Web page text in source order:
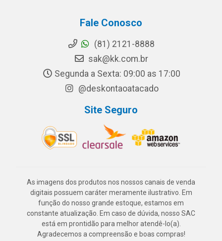
Fale Conosco
(81) 2121-8888
sak@kk.com.br
Segunda a Sexta: 09:00 as 17:00
@deskontaoatacado
Site Seguro
As imagens dos produtos nos nossos canais de venda
digitais possuem caráter meramente ilustrativo. Em
função do nosso grande estoque, estamos em
constante atualização. Em caso de dúvida, nosso SAC
está em prontidão para melhor atendê-lo(a).
Agradecemos a compreensão e boas compras!